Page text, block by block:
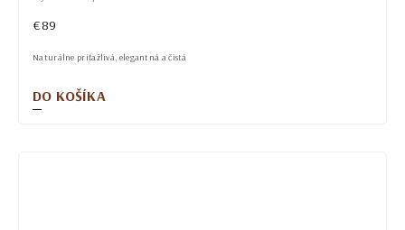
€89
DO KOŠÍKA
Naturálne príťažlivá, elegantná a čistá